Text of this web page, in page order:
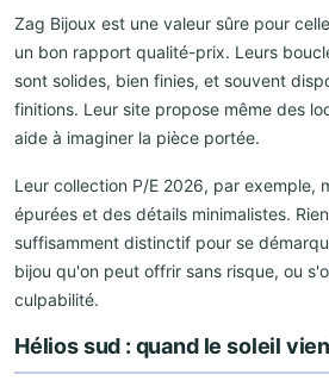
Zag Bijoux est une valeur sûre pour
un bon rapport qualité-prix. Leurs
sont solides, bien finies, et souvent
finitions. Leur site propose même des
aide à imaginer la pièce portée.
Leur collection P/E 2026, par exemple,
épurées et des détails minimalistes.
suffisamment distinctif pour se
bijou qu'on peut offrir sans risque, ou
culpabilité.
Hélios sud : quand le soleil